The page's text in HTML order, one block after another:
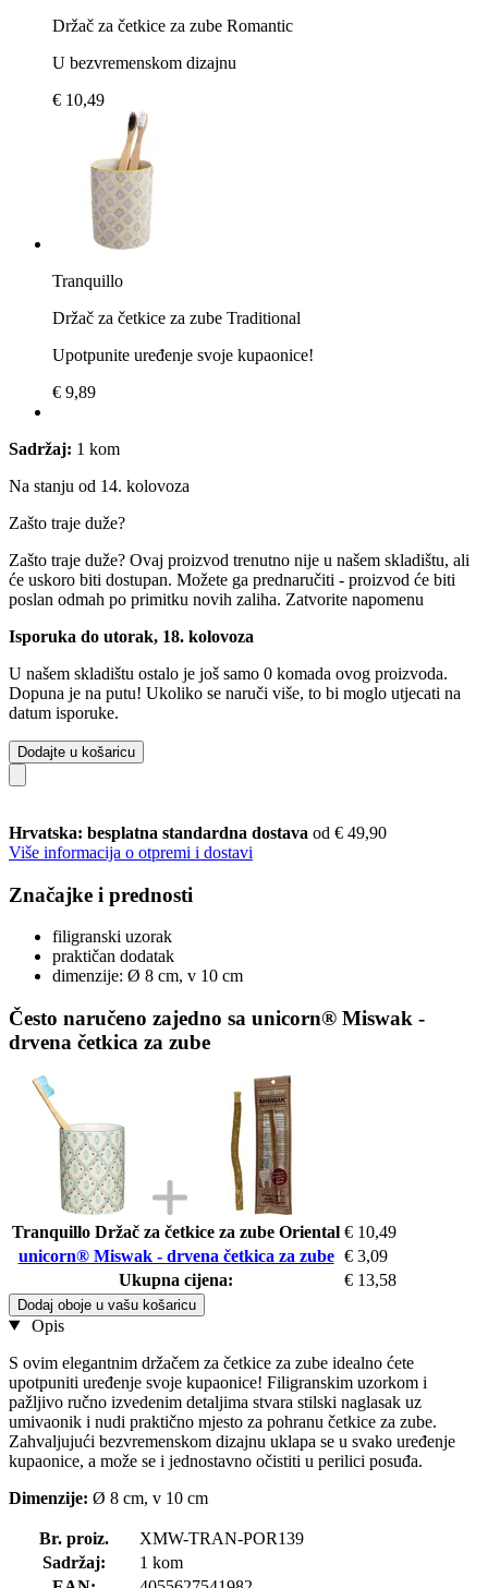
Držač za četkice za zube Romantic
U bezvremenskom dizajnu
€ 10,49
Tranquillo
Držač za četkice za zube Traditional
Upotpunite uređenje svoje kupaonice!
€ 9,89
Sadržaj: 1 kom
Na stanju od 14. kolovoza
Zašto traje duže?
Zašto traje duže? Ovaj proizvod trenutno nije u našem skladištu, ali
će uskoro biti dostupan. Možete ga prednaručiti - proizvod će biti
poslan odmah po primitku novih zaliha. Zatvorite napomenu
Isporuka do utorak, 18. kolovoza
U našem skladištu ostalo je još samo 0 komada ovog proizvoda.
Dopuna je na putu! Ukoliko se naruči više, to bi moglo utjecati na
datum isporuke.
Dodajte u košaricu
Hrvatska: besplatna standardna dostava od € 49,90
Više informacija o otpremi i dostavi
Značajke i prednosti
filigranski uzorak
praktičan dodatak
dimenzije: Ø 8 cm, v 10 cm
Često naručeno zajedno sa unicorn® Miswak -
drvena četkica za zube
Tranquillo Držač za četkice za zube Oriental € 10,49
unicorn® Miswak - drvena četkica za zube € 3,09
Ukupna cijena:
€ 13,58
Dodaj oboje u vašu košaricu
Opis
S ovim elegantnim držačem za četkice za zube idealno ćete
upotpuniti uređenje svoje kupaonice! Filigranskim uzorkom i
pažljivo ručno izvedenim detaljima stvara stilski naglasak uz
umivaonik i nudi praktično mjesto za pohranu četkice za zube.
Zahvaljujući bezvremenskom dizajnu uklapa se u svako uređenje
kupaonice, a može se i jednostavno očistiti u perilici posuđa.
Dimenzije: Ø 8 cm, v 10 cm
Br. proiz.
XMW-TRAN-POR139
Sadržaj:
1 kom